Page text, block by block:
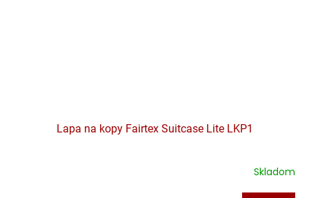
Lapa na kopy Fairtex Suitcase Lite LKP1
Skladom